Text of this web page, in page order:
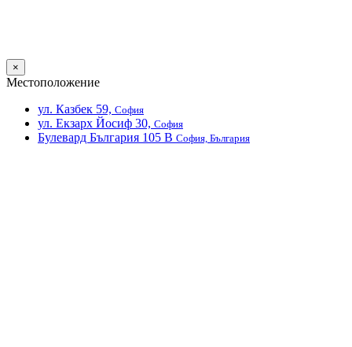
×
Местоположение
ул. Казбек 59, София
ул. Екзарх Йосиф 30, София
Булевард България 105 В София, България